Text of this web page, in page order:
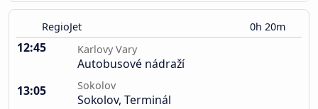
RegioJet 0h 20m
12:45 Karlovy Vary
Autobusové nádraží
13:05
Sokolov
Sokolov, Terminál